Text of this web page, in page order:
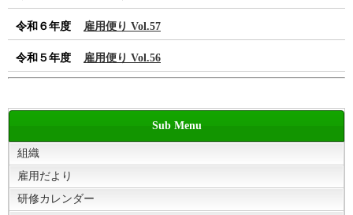
令和６年度 雇用便り Vol.57
令和５年度 雇用便り Vol.56
Sub Menu
組織
雇用だより
研修カレンダー